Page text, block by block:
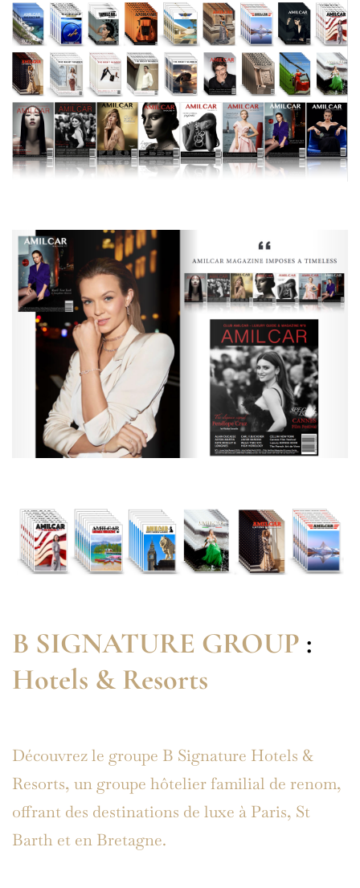
B SIGNATURE GROUP :
Hotels & Resorts
Découvrez le groupe B Signature Hotels &
Resorts, un groupe hôtelier familial de renom,
offrant des destinations de luxe à Paris, St
Barth et en Bretagne.